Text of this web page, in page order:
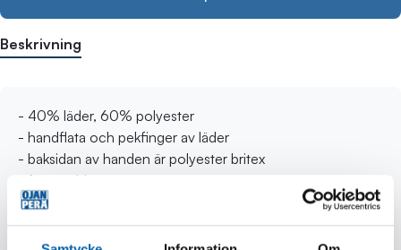
Beskrivning
- 40% läder, 60% polyester
- handflata och pekfinger av läder
- baksidan av handen är polyester britex
- formsydd tumme
- gummibandsåtspänning vid handleden
- CE-kategori 2 (mot mellanstora faror)